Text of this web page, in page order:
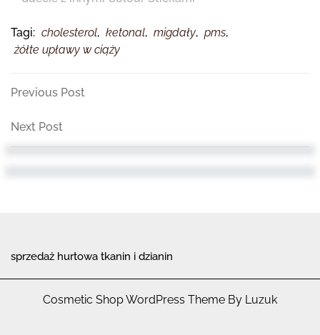
Tagi: cholesterol, ketonal, migdały, pms,
żółte upławy w ciąży
Nawigacja
wpisu
Previous
Previous Post
Next
Next Post
sprzedaż hurtowa tkanin i dzianin
Cosmetic Shop WordPress Theme By Luzuk